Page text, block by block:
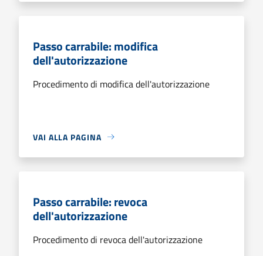
Passo carrabile: modifica
dell'autorizzazione
Procedimento di modifica dell'autorizzazione
VAI ALLA PAGINA
Passo carrabile: revoca
dell'autorizzazione
Procedimento di revoca dell'autorizzazione